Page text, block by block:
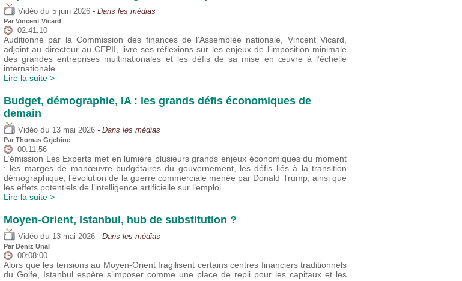
Vidéo du 5 juin 2026 - Dans les médias
Par Vincent Vicard
02:41:10
Auditionné par la Commission des finances de l’Assemblée nationale, Vincent Vicard,
adjoint au directeur au CEPII, livre ses réflexions sur les enjeux de l’imposition minimale
des grandes entreprises multinationales et les défis de sa mise en œuvre à l’échelle
internationale.
Lire la suite >
Budget, démographie, IA : les grands défis économiques de
demain
Vidéo du 13 mai 2026 - Dans les médias
Par Thomas Grjebine
00:11:56
L’émission Les Experts met en lumière plusieurs grands enjeux économiques du moment
: les marges de manœuvre budgétaires du gouvernement, les défis liés à la transition
démographique, l’évolution de la guerre commerciale menée par Donald Trump, ainsi que
les effets potentiels de l’intelligence artificielle sur l’emploi.
Lire la suite >
Moyen-Orient, Istanbul, hub de substitution ?
Vidéo du 13 mai 2026 - Dans les médias
Par Deniz Ünal
00:08:00
Alors que les tensions au Moyen-Orient fragilisent certains centres financiers traditionnels
du Golfe, Istanbul espère s’imposer comme une place de repli pour les capitaux et les